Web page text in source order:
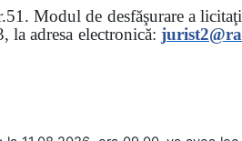
Modul de desfăşurare a
adresa electronică: